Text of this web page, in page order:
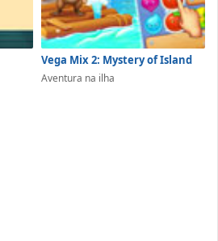
Vega Mix 2: Mystery of Island
Aventura na ilha